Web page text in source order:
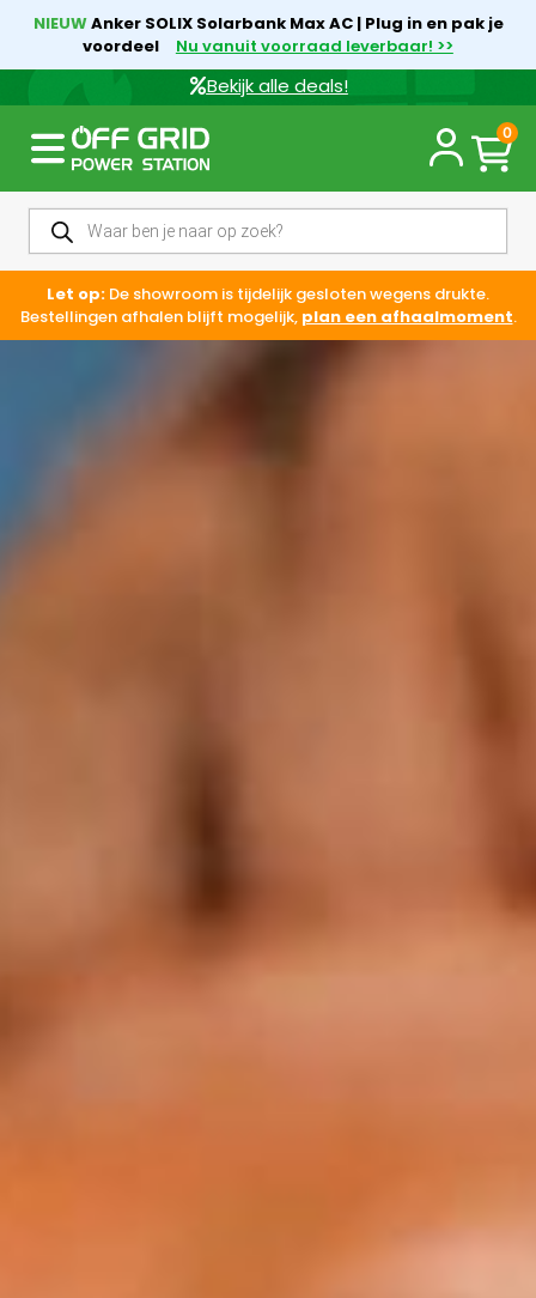
NIEUWAnker SOLIX Solarbank Max AC | Plug in en pak je
voordeel
Nu vanuit voorraad leverbaar! >>
Bekijk alle deals!
0
Let op: De showroom is tijdelijk gesloten wegens drukte.
Bestellingen afhalen blijft mogelijk, plan een afhaalmoment.